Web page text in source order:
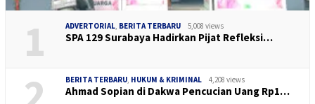
1 ADVERTORIAL, BERITA TERBARU 5,008 views
SPA 129 Surabaya Hadirkan Pijat Refleksi…
BERITA TERBARU, HUKUM & KRIMINAL 4,208 views
Ahmad Sopian di Dakwa Pencucian Uang Rp1…